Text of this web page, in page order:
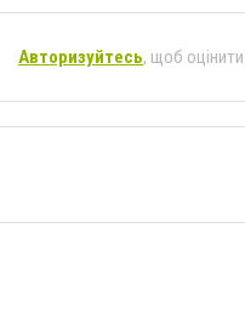
Авторизуйтесь, щоб оцінити